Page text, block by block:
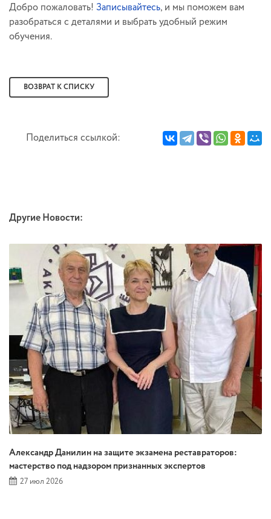
Добро пожаловать! Записывайтесь, и мы поможем вам
разобраться с деталями и выбрать удобный режим
обучения.
ВОЗВРАТ К СПИСКУ
Поделиться ссылкой:
Другие Новости:
Александр Данилин на защите экзамена реставраторов:
мастерство под надзором признанных экспертов
27 июл 2026